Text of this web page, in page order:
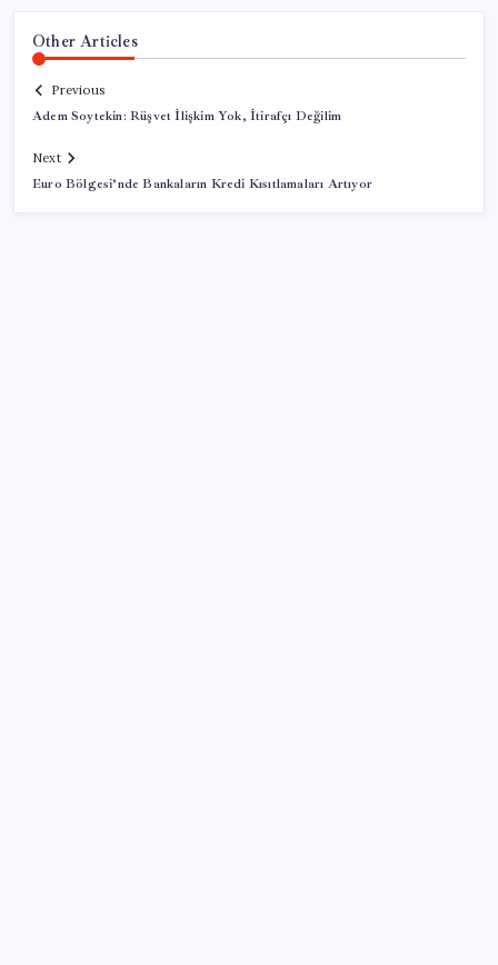
Other Articles
Previous
Adem Soytekin: Rüşvet İlişkim Yok, İtirafçı Değilim
Next
Euro Bölgesi’nde Bankaların Kredi Kısıtlamaları Artıyor